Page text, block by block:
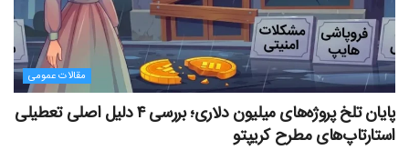
مقالات عمومی
پایان تلخ پروژه‌های میلیون دلاری؛ بررسی ۴ دلیل اصلی تعطیلی
استارتاپ‌های مطرح کریپتو